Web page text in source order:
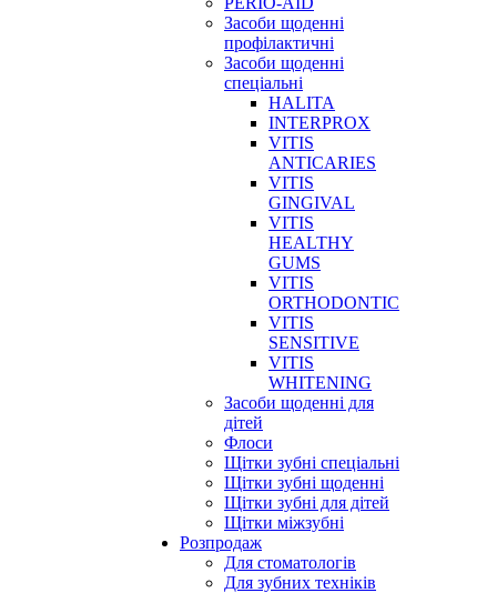
Засоби щоденні
профілактичні
Засоби щоденні
спеціальні
HALITA
INTERPROX
VITIS
ANTICARIES
VITIS
GINGIVAL
VITIS
HEALTHY
GUMS
VITIS
ORTHODONTIC
VITIS
SENSITIVE
VITIS
WHITENING
Засоби щоденні для
дітей
Флоси
Щітки зубні спеціальні
Щітки зубні щоденні
Щітки зубні для дітей
Щітки міжзубні
Розпродаж
Для стоматологів
Для зубних техніків